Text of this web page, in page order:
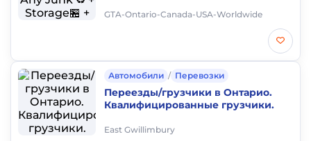
GTA-Ontario-Canada-USA-Worldwide
Автомобили / Перевозки
Переезды/грузчики в Онтарио.
Квалифицированные грузчики.
East Gwillimbury